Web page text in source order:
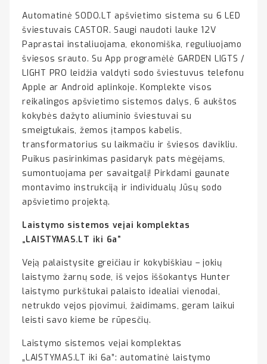
Automatinė SODO.LT apšvietimo sistema su 6 LED
šviestuvais CASTOR. Saugi naudoti lauke 12V
Paprastai instaliuojama, ekonomiška, reguliuojamo
šviesos srauto. Su App programėlė GARDEN LIGTS /
LIGHT PRO leidžia valdyti sodo šviestuvus telefonu
Apple ar Android aplinkoje. Komplekte visos
reikalingos apšvietimo sistemos dalys, 6 aukštos
kokybės dažyto aliuminio šviestuvai su
smeigtukais, žemos įtampos kabelis,
transformatorius su laikmačiu ir šviesos davikliu.
Puikus pasirinkimas pasidaryk pats mėgėjams,
sumontuojama per savaitgalį! Pirkdami gaunate
montavimo instrukciją ir individualų Jūsų sodo
apšvietimo projektą.
Laistymo sistemos vejai komplektas
„LAISTYMAS.LT iki 6a”
Veją palaistysite greičiau ir kokybiškiau – jokių
laistymo žarnų sode, iš vejos iššokantys Hunter
laistymo purkštukai palaisto idealiai vienodai,
netrukdo vejos pjovimui, žaidimams, geram laikui
leisti savo kieme be rūpesčių.
Laistymo sistemos vejai komplektas
„LAISTYMAS.LT iki 6a”: automatinė laistymo